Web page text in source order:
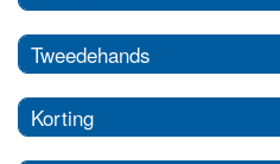
Tweedehands
Korting